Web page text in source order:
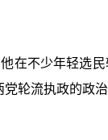
在不少年轻选
轮流执政的政